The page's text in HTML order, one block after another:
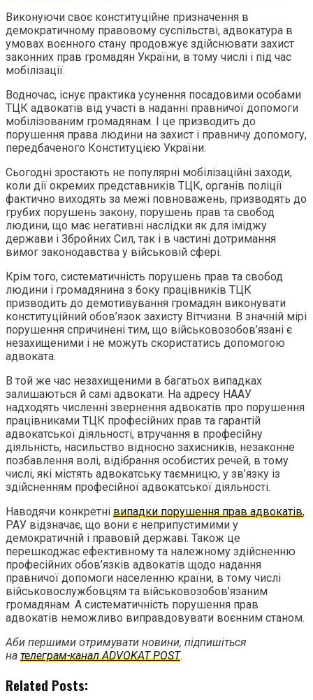
Виконуючи своє конституційне призначення в
демократичному правовому суспільстві, адвокатура в
умовах воєнного стану продовжує здійснювати захист
законних прав громадян України, в тому числі і під час
мобілізації.
Водночас, існує практика усунення посадовими особами
ТЦК адвокатів від участі в наданні правничої допомоги
мобілізованим громадянам. І це призводить до
порушення права людини на захист і правничу допомогу,
передбаченого Конституцією України.
Сьогодні зростають не популярні мобілізаційні заходи,
коли дії окремих представників ТЦК, органів поліції
фактично виходять за межі повноважень, призводять до
грубих порушень закону, порушень прав та свобод
людини, що має негативні наслідки як для іміджу
держави і Збройних Сил, так і в частині дотримання
вимог законодавства у військовій сфері.
Крім того, систематичність порушень прав та свобод
людини і громадянина з боку працівників ТЦК
призводить до демотивування громадян виконувати
конституційний обов’язок захисту Вітчизни. В значній мірі
порушення спричинені тим, що військовозобов’язані є
незахищеними і не можуть скористатись допомогою
адвоката.
В той же час незахищеними в багатьох випадках
залишаються й самі адвокати. На адресу НААУ
надходять численні звернення адвокатів про порушення
працівниками ТЦК професійних прав та гарантій
адвокатської діяльності, втручання в професійну
діяльність, насильство відносно захисників, незаконне
позбавлення волі, відібрання особистих речей, в тому
числі, які містять адвокатську таємницю, у зв’язку із
здійсненням професійної адвокатської діяльності.
Наводячи конкретні випадки порушення прав адвокатів,
РАУ відзначає, що вони є неприпустимими у
демократичній і правовій державі. Також це
перешкоджає ефективному та належному здійсненню
професійних обов’язків адвокатів щодо надання
правничої допомоги населенню країни, в тому числі
військовослужбовцям та військовозобов’язаним
громадянам. А систематичність порушення прав
адвокатів неможливо виправдовувати воєнним станом.
Аби першими отримувати новини, підпишіться
на телеграм-канал ADVOKAT POST.
Related Posts: